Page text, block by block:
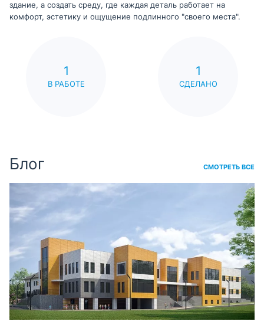
здание, а создать среду, где каждая деталь работает на
комфорт, эстетику и ощущение подлинного "своего места".
1
В РАБОТЕ
1
СДЕЛАНО
Блог СМОТРЕТЬ ВСЕ